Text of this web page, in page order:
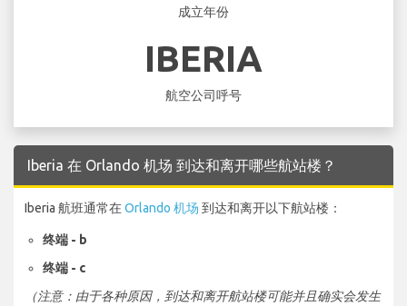
成立年份
IBERIA
航空公司呼号
Iberia 在 Orlando 机场 到达和离开哪些航站楼？
Iberia 航班通常在Orlando 机场 到达和离开以下航站楼：
终端 - b
终端 - c
（注意：由于各种原因，到达和离开航站楼可能并且确实会发生